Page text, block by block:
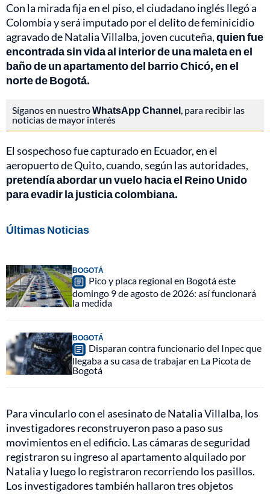
Con la mirada fija en el piso, el ciudadano inglés llegó a
Colombia y será imputado por el delito de feminicidio
agravado de Natalia Villalba, joven cucuteña,quien fue
encontrada sin vida al interior de una maleta en el
baño de un apartamento del barrio Chicó, en el
norte de Bogotá.
Síganos en nuestroWhatsApp Channel , para recibir las
noticias de mayor interés
El sospechoso fue capturado en Ecuador, en el
aeropuerto de Quito, cuando, según las autoridades,
pretendía abordar un vuelo hacia el Reino Unido
para evadir la justicia colombiana.
Últimas Noticias
BOGOTÁ
Pico y placa regional en Bogotá este
domingo 9 de agosto de 2026: así funcionará
la medida
BOGOTÁ
Disparan contra funcionario del Inpec que
llegaba a su casa de trabajar en La Picota de
Bogotá
Para vincularlo con el asesinato de Natalia Villalba, los
investigadores reconstruyeron paso a paso sus
movimientos en el edificio. Las cámaras de seguridad
registraron su ingreso al apartamento alquilado por
Natalia y luego lo registraron recorriendo los pasillos.
Los investigadores también hallaron tres objetos